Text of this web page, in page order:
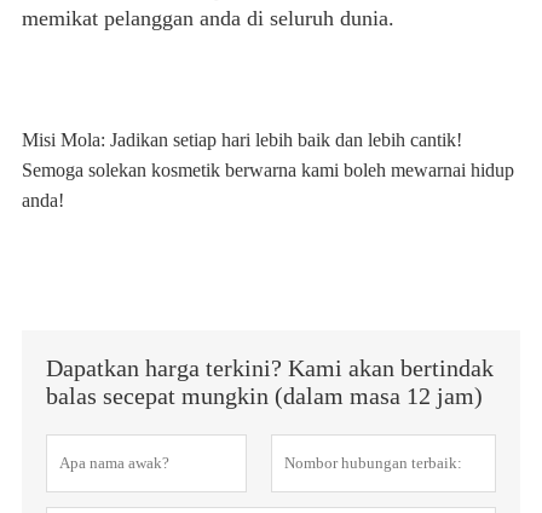
memikat pelanggan anda di seluruh dunia.
Misi Mola: Jadikan setiap hari lebih baik dan lebih cantik!
Semoga solekan kosmetik berwarna kami boleh mewarnai hidup
anda!
Dapatkan harga terkini? Kami akan bertindak
balas secepat mungkin (dalam masa 12 jam)